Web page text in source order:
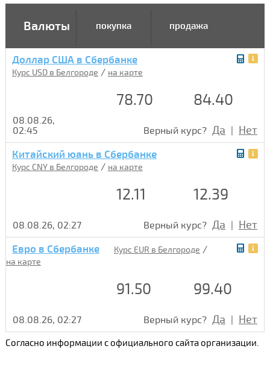
Валюты покупка продажа
Доллар США в Сбербанке
Курс USD в Белгороде / на карте
78.70 84.40
08.08.26,
02:45
Верный курс? Да | Нет
Китайский юань в Сбербанке
Курс CNY в Белгороде / на карте
12.11 12.39
08.08.26, 02:27 Верный курс? Да | Нет
Евро в Сбербанке Курс EUR в Белгороде /
на карте
91.50 99.40
08.08.26, 02:27 Верный курс? Да | Нет
Согласно информации с официального сайта организации.